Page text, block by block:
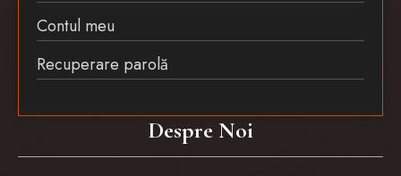
Despre Noi
Contul meu
Recuperare parolă